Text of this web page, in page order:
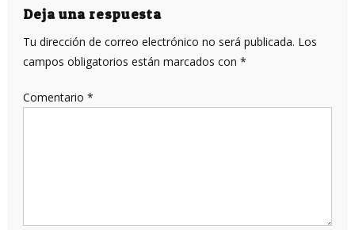
entradas
Deja una respuesta
Tu dirección de correo electrónico no será publicada. Los
campos obligatorios están marcados con *
Comentario *